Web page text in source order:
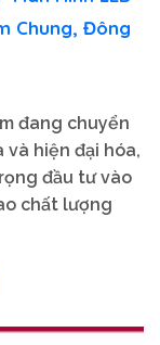
Chung, Đông
đang chuyển
và hiện đại hóa,
đầu tư vào
chất lượng